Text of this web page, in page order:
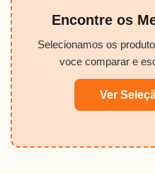
Encontre os
Selecionamos os
voce comparar e
Ver